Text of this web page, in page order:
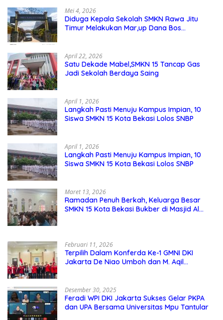
Mei 4, 2026
Diduga Kepala Sekolah SMKN Rawa Jitu
Timur Melakukan Mar,up Dana Bos
April 22, 2026
Satu Dekade Mabel,SMKN 15 Tancap Gas
Jadi Sekolah Berdaya Saing
April 1, 2026
Langkah Pasti Menuju Kampus Impian, 10
Siswa SMKN 15 Kota Bekasi Lolos SNBP
April 1, 2026
Langkah Pasti Menuju Kampus Impian, 10
Siswa SMKN 15 Kota Bekasi Lolos SNBP
Maret 13, 2026
Ramadan Penuh Berkah, Keluarga Besar
SMKN 15 Kota Bekasi Bukber di Masjid Al
Februari 11, 2026
Terpilih Dalam Konferda Ke-1 GMNI DKI
Jakarta De Niao Umboh dan M. Aqil
Desember 30, 2025
Feradi WPI DKI Jakarta Sukses Gelar PKPA
dan UPA Bersama Universitas Mpu Tantular